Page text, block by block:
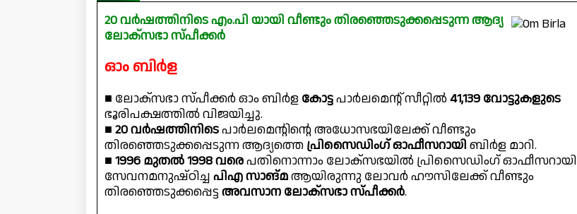
20 വർഷത്തിനിടെ എം.പി യായി വീണ്ടും തിരഞ്ഞെടുക്കപ്പെടുന്ന ആദ്യ
ലോക്‌സഭാ സ്പീക്കർ
ഓം ബിർള
■ ലോക്സഭാ സ്പീക്കർ ഓം ബിർള കോട്ടപാർലമെൻ്റ് സീറ്റിൽ 41,139 വോട്ടുകളുടെ
ഭൂരിപക്ഷത്തിൽ വിജയിച്ചു.
■ 20 വർഷത്തിനിടെപാർലമെൻ്റിൻ്റെ അധോസഭയിലേക്ക് വീണ്ടും
തിരഞ്ഞെടുക്കപ്പെടുന്ന ആദ്യത്തെ പ്രിസൈഡിംഗ് ഓഫീസറായി ബിർള മാറി.
■ 1996 മുതൽ 1998 വരെപതിനൊന്നാം ലോക്‌സഭയിൽ പ്രിസൈഡിംഗ് ഓഫീസറായി
സേവനമനുഷ്ഠിച്ച പിഎ സാങ്മആയിരുന്നു ലോവർ ഹൗസിലേക്ക് വീണ്ടും
തിരഞ്ഞെടുക്കപ്പെട്ട അവസാന ലോക്‌സഭാ സ്പീക്കർ.